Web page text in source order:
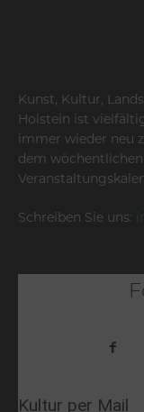
Kunst, Kultur,
Holstein ist
immer wieder neu
dem
Schreiben Sie uns:
Kultur per Mail